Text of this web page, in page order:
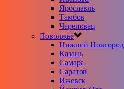
Ярославль
Тамбов
Череповец
Поволжье
Нижний Новгород
Казань
Самара
Саратов
Ижевск